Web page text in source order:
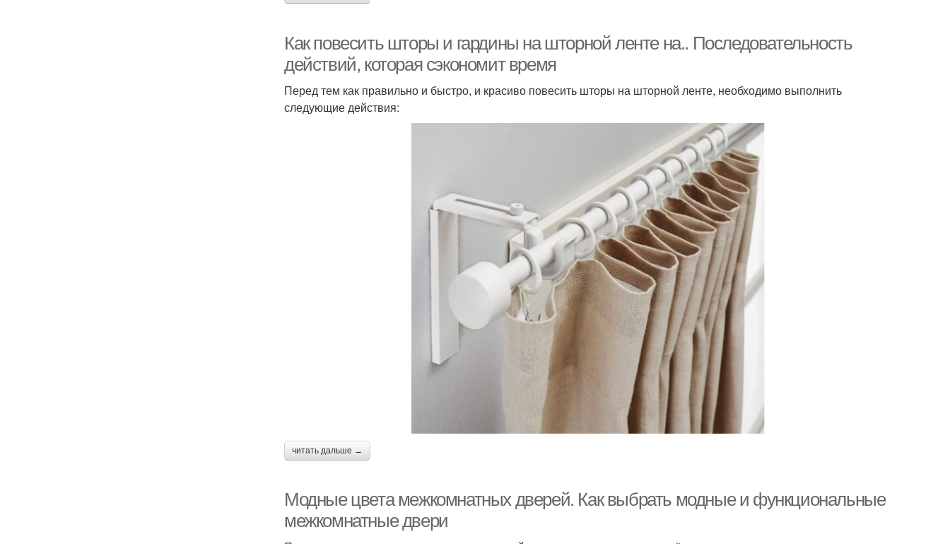
Как повесить шторы и гардины на шторной ленте на.. Последовательность
действий, которая сэкономит время
Перед тем как правильно и быстро, и красиво повесить шторы на шторной ленте, необходимо выполнить
следующие действия:
читать дальше →
Модные цвета межкомнатных дверей. Как выбрать модные и функциональные
межкомнатные двери